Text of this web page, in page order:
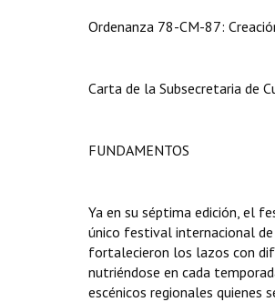
Ordenanza 78-CM-87:
Carta de la Subsecretaria de
FUNDAMENTOS
Ya en su séptima edición, el
único festival internacional
fortalecieron los lazos con
nutriéndose en cada
escénicos regionales quienes